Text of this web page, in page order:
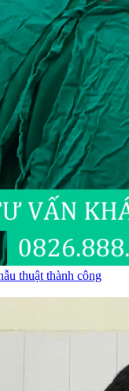
thuật thành công